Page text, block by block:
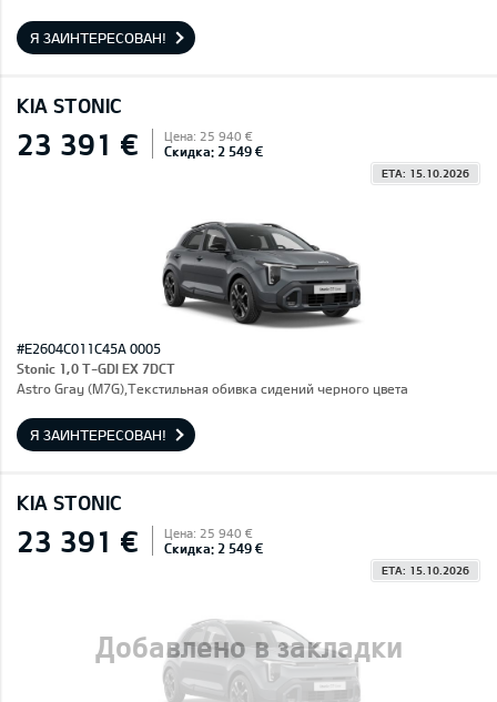
Я ЗАИНТЕРЕСОВАН!
KIA STONIC
23 391 € Цена: 25 940 €
Скидка: 2 549 €
ETA: 15.10.2026
#E2604C011C45A 0005
Stonic 1,0 T-GDI EX 7DCT
Astro Gray (M7G),Текстильная обивка сидений черного цвета
Я ЗАИНТЕРЕСОВАН!
KIA STONIC
Добавлено в закладки
23 391 € Цена: 25 940 €
Скидка: 2 549 €
ETA: 15.10.2026